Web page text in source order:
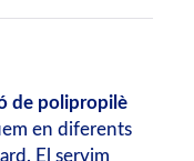
de polipropilè
en diferents
El servim